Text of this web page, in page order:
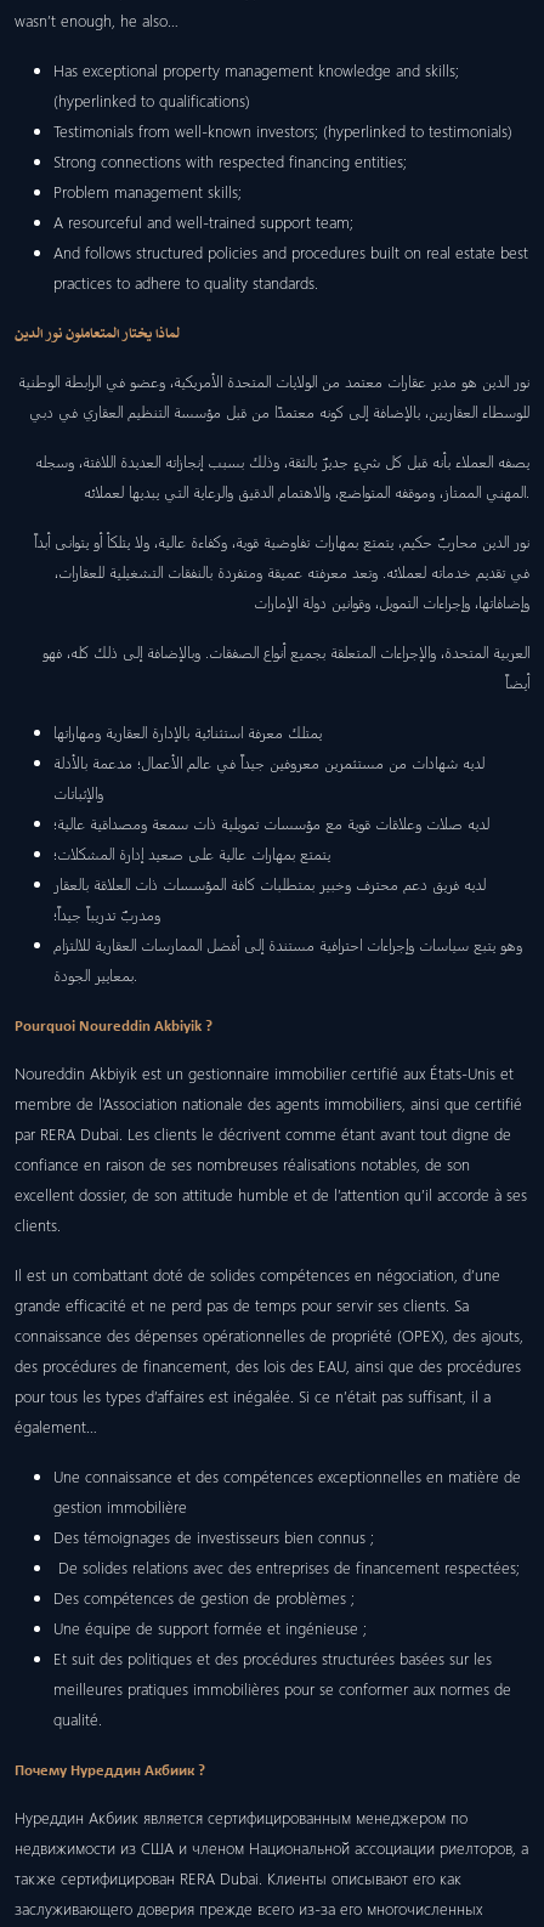
wasn’t enough, he also…
Has exceptional property management knowledge and skills;
(hyperlinked to qualifications)
Testimonials from well-known investors; (hyperlinked to testimonials)
Strong connections with respected financing entities;
Problem management skills;
A resourceful and well-trained support team;
And follows structured policies and procedures built on real estate best
practices to adhere to quality standards.
لماذا يختار المتعاملون نور الدين
نور الدين هو مدير عقارات معتمد من الولايات المتحدة الأمريكية، وعضو في الرابطة الوطنية
للوسطاء العقاريين، بالإضافة إلى كونه معتمدًا من قبل مؤسسة التنظيم العقاري في دبي
يصفه العملاء بأنه قبل كل شيءٍ جديرٌ بالثقة، وذلك بسبب إنجازاته العديدة اللافتة، وسجله
المهني الممتاز، وموقفه المتواضع، والاهتمام الدقيق والرعاية التي يبديها لعملائه.
نور الدين محاربٌ حكيم، يتمتع بمهارات تفاوضية قوية، وكفاءة عالية، ولا يتلكأ أو يتوانى أبداً
في تقديم خدماته لعملائه. وتعد معرفته عميقة ومتفردة بالنفقات التشغيلية للعقارات،
وإضافاتها، وإجراءات التمويل، وقوانين دولة الإمارات
العربية المتحدة، والإجراءات المتعلقة بجميع أنواع الصفقات. وبالإضافة إلى ذلك كله، فهو
أيضاً
يمتلك معرفة استثنائية بالإدارة العقارية ومهاراتها
لديه شهادات من مستثمرين معروفين جيداً في عالم الأعمال؛ مدعمة بالأدلة
والإثباتات
لديه صلات وعلاقات قوية مع مؤسسات تمويلية ذات سمعة ومصداقية عالية؛
يتمتع بمهارات عالية على صعيد إدارة المشكلات؛
لديه فريق دعم محترف وخبير بمتطلبات كافة المؤسسات ذات العلاقة بالعقار
ومدربٌ تدريباً جيداً؛
وهو يتبع سياسات وإجراءات احترافية مستندة إلى أفضل الممارسات العقارية للالتزام
بمعايير الجودة.
Pourquoi Noureddin Akbiyik ?
Noureddin Akbiyik est un gestionnaire immobilier certifié aux États-Unis et
membre de l’Association nationale des agents immobiliers, ainsi que certifié
par RERA Dubai. Les clients le décrivent comme étant avant tout digne de
confiance en raison de ses nombreuses réalisations notables, de son
excellent dossier, de son attitude humble et de l’attention qu’il accorde à ses
clients.
Il est un combattant doté de solides compétences en négociation, d’une
grande efficacité et ne perd pas de temps pour servir ses clients. Sa
connaissance des dépenses opérationnelles de propriété (OPEX), des ajouts,
des procédures de financement, des lois des EAU, ainsi que des procédures
pour tous les types d’affaires est inégalée. Si ce n’était pas suffisant, il a
également…
Une connaissance et des compétences exceptionnelles en matière de
gestion immobilière
Des témoignages de investisseurs bien connus ;
De solides relations avec des entreprises de financement respectées;
Des compétences de gestion de problèmes ;
Une équipe de support formée et ingénieuse ;
Et suit des politiques et des procédures structurées basées sur les
meilleures pratiques immobilières pour se conformer aux normes de
qualité.
Почему Нуреддин Акбиик ?
Нуреддин Акбиик является сертифицированным менеджером по
недвижимости из США и членом Национальной ассоциации риелторов, а
также сертифицирован RERA Dubai. Клиенты описывают его как
заслуживающего доверия прежде всего из-за его многочисленных